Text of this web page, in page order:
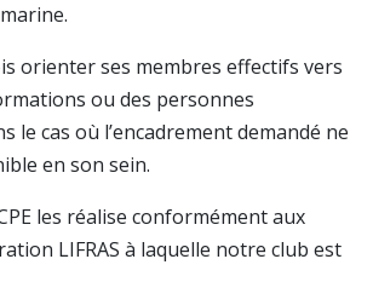
orienter ses membres effectifs vers
ou des personnes
le cas où l’encadrement demandé ne
en son sein.
les réalise conformément aux
LIFRAS à laquelle notre club est